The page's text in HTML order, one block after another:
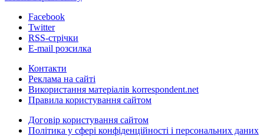
Facebook
Twitter
RSS-стрічки
E-mail розсилка
Контакти
Реклама на сайті
Використання матеріалів korrespondent.net
Правила користування сайтом
Договір користування сайтом
Політика у сфері конфіденційності і персональних даних